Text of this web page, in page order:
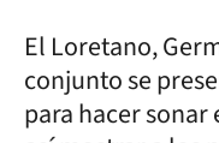
El Loretano,
conjunto se
para hacer sonar